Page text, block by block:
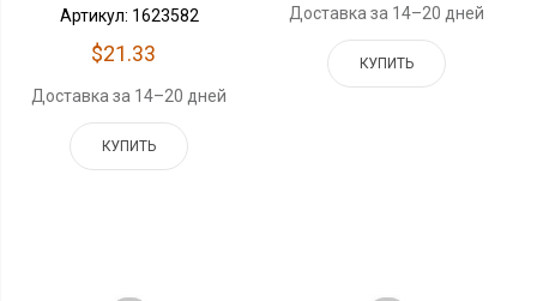
Артикул: 1623582
$21.33
Доставка за 14–20 дней
КУПИТЬ
Доставка за 14–20 дней
КУПИТЬ